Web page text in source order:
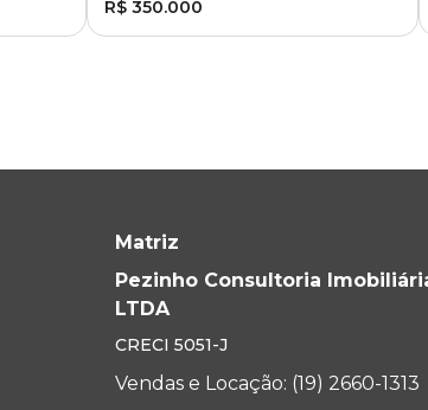
R$ 350.000
Matriz
Pezinho Consultoria
LTDA
CRECI 5051-J
Vendas e Locação: (19) 2660-1313